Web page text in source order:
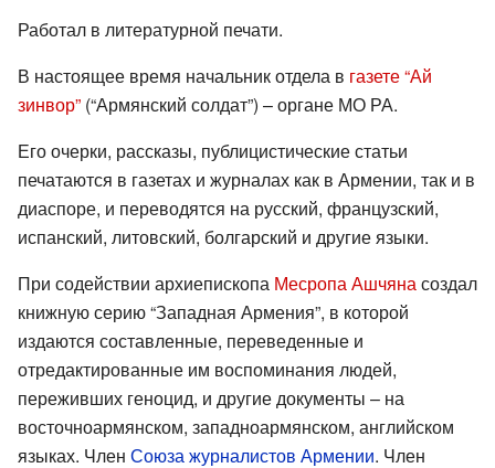
Работал в литературной печати.
В настоящее время начальник отдела в газете “Ай
зинвор” (“Армянский солдат”) – органе МО РА.
Его очерки, рассказы, публицистические статьи
печатаются в газетах и журналах как в Армении, так и в
диаспоре, и переводятся на русский, французский,
испанский, литовский, болгарский и другие языки.
При содействии архиепископа Месропа Ашчянасоздал
книжную серию “Западная Армения”, в которой
издаются составленные, переведенные и
отредактированные им воспоминания людей,
переживших геноцид, и другие документы – на
восточноармянском, западноармянском, английском
языках. Член Союза журналистов Армении. Член